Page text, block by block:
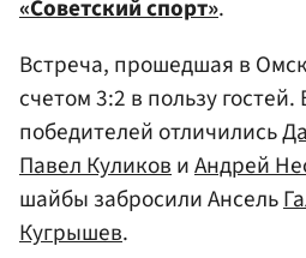
«Советский спорт».
Встреча, прошедшая в
счетом 3:2 в пользу гостей.
победителей отличились
Павел КуликовиАндрей
шайбы забросили Ансель
Кугрышев.